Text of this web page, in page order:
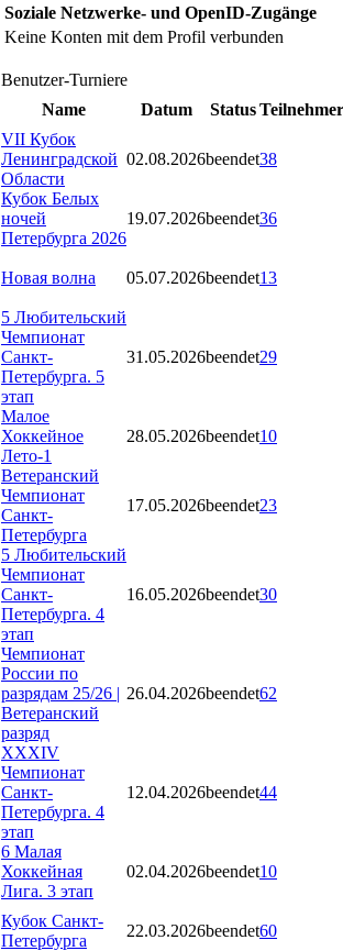
Soziale Netzwerke- und OpenID-Zugänge
Keine Konten mit dem Profil verbunden
Benutzer-Turniere
Name
Datum Status
VII Кубок
Ленинградской
Области
02.08.2026beendet38
Кубок Белых
ночей
Петербурга 2026
19.07.2026beendet36
Новая волна 05.07.2026beendet13
5 Любительский
Чемпионат
Санкт-
Петербурга. 5
этап
31.05.2026beendet29
Малое
Хоккейное
Лето-1
28.05.2026beendet10
Ветеранский
Чемпионат
Санкт-
Петербурга
17.05.2026beendet23
5 Любительский
Чемпионат
Санкт-
Петербурга. 4
этап
16.05.2026beendet30
Чемпионат
России по
разрядам 25/26 |
Ветеранский
разряд
26.04.2026beendet62
XXXIV
Чемпионат
Санкт-
Петербурга. 4
этап
12.04.2026beendet44
6 Малая
Хоккейная
Лига. 3 этап
02.04.2026beendet10
Кубок Санкт-
Петербурга
22.03.2026beendet60